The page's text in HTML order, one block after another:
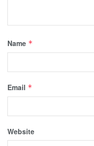
Name *
Email *
Website